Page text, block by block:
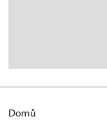
Domů